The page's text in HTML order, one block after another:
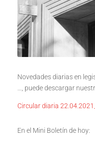
Novedades diarias en
…, puede descargar
Circular diaria
En el Mini Boletín de hoy: